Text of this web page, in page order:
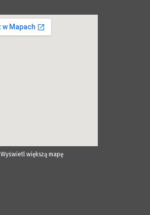
Wyświetl większą mapę